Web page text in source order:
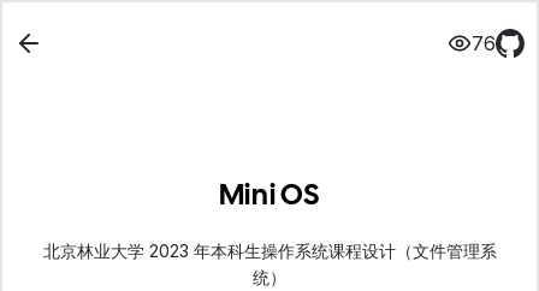
76
Mini OS
北京林业大学 2023 年本科生操作系统课程设计（文件管理系
统）